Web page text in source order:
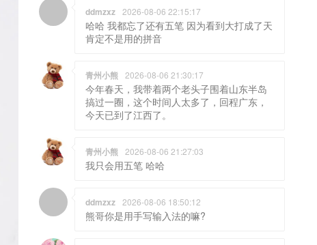
ddmzxz 2026-08-06 22:15:17
哈哈 我都忘了还有五笔 因为看到大打成了天
肯定不是用的拼音
青州小熊 2026-08-06 21:30:17
今年春天，我带着两个老头子围着山东半岛
搞过一圈，这个时间人太多了，回程广东，
今天已到了江西了。
青州小熊 2026-08-06 21:27:03
我只会用五笔 哈哈
ddmzxz 2026-08-06 18:50:12
熊哥你是用手写输入法的嘛?